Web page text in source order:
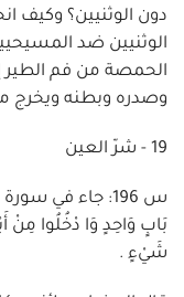
دون الوثنيين؟ وكيف
الوثنيين ضد
الحمصة من فم الطير
وصدره وبطنه ويخرج
19 - شرّ العين
بَابٍ وَاحِدٍ وَا دْخُلُوا مِنْ
شَيْءٍ .